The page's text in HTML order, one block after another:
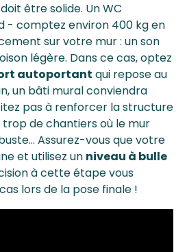
doit être solide. Un WC
- comptez environ 400 kg en
sur votre mur : un son
légère. Dans ce cas, optez
autoportant qui repose au
un bâti mural conviendra
pas à renforcer la structure
trop de chantiers où le mur
Assurez-vous que votre
et utilisez un niveau à bulle
à cette étape vous
lors de la pose finale !